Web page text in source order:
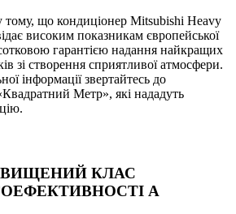
тому, що кондиціонер Mitsubishi Heavy
високим показникам європейської
гарантією надання найкращих
зі створення сприятливої атмосфери.
інформації звертайтесь до
Метр», які нададуть
КЛАС
А